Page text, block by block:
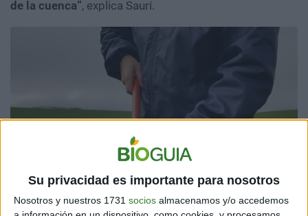
Su privacidad es importante para nosotros
Nosotros y nuestros 1731 socios almacenamos y/o accedemos
de la cuenca”, explica Saurí.